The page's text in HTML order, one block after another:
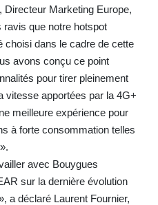
Directeur Marketing Europe,
que notre hotspot
choisi dans le cadre de cette
avons conçu ce point
pour tirer pleinement
vitesse apportées par la 4G+
meilleure expérience pour
à forte consommation telles
avec Bouygues
sur la dernière évolution
a déclaré Laurent Fournier,